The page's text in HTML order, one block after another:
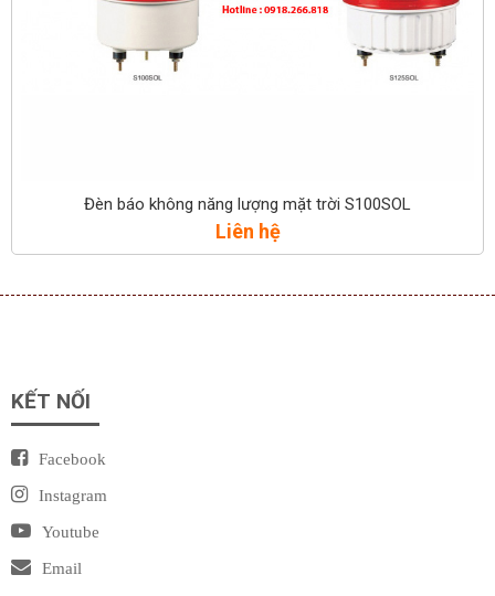
Đèn báo không năng lượng mặt trời S100SOL
Liên hệ
KẾT NỐI
Facebook
Instagram
Youtube
Email